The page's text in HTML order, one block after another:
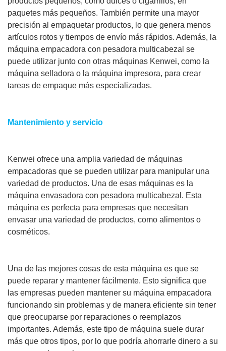
paquetes más pequeños. También permite una mayor
precisión al empaquetar productos, lo que genera menos
artículos rotos y tiempos de envío más rápidos. Además, la
máquina empacadora con pesadora multicabezal se
puede utilizar junto con otras máquinas Kenwei, como la
máquina selladora o la máquina impresora, para crear
tareas de empaque más especializadas.
Mantenimiento y servicio
Kenwei ofrece una amplia variedad de máquinas
empacadoras que se pueden utilizar para manipular una
variedad de productos. Una de esas máquinas es la
máquina envasadora con pesadora multicabezal. Esta
máquina es perfecta para empresas que necesitan
envasar una variedad de productos, como alimentos o
cosméticos.
Una de las mejores cosas de esta máquina es que se
puede reparar y mantener fácilmente. Esto significa que
las empresas pueden mantener su máquina empacadora
funcionando sin problemas y de manera eficiente sin tener
que preocuparse por reparaciones o reemplazos
importantes. Además, este tipo de máquina suele durar
más que otros tipos, por lo que podría ahorrarle dinero a su